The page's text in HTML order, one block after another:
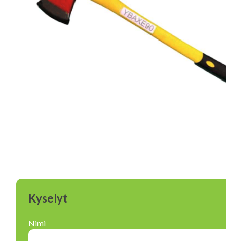
Kyselyt
Nimi